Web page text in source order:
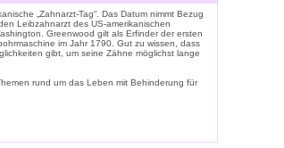
„Zahnarzt-Tag“. Das Datum nimmt Bezug
Leibzahnarzt des US-amerikanischen
Greenwood gilt als Erfinder der ersten
im Jahr 1790. Gut zu wissen, dass
gibt, um seine Zähne möglichst lange
rund um das Leben mit Behinderung für